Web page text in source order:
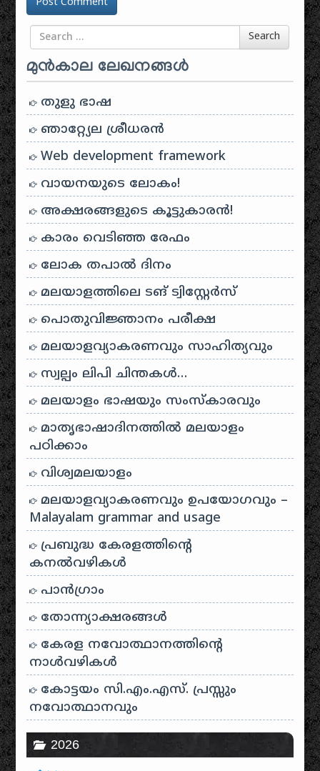
Search for Search
മുൻകാല ലേഖനങ്ങൾ
തുളു ഭാഷ
ഞാറ്റ്യേല ശ്രീധരൻ
Web development framework
വായനയുടെ ലോകം!
അക്ഷരങ്ങളുടെ കൂട്ടുകാരൻ!
കാരം വെടിഞ്ഞ രേഫം
ലോക തപാൽ ദിനം
മലയാളത്തിലെ ടങ് ട്വിസ്റ്റേർസ്
പൊതുവിജ്ഞാനം പരീക്ഷ
മലയാളവ്യാകരണവും സാഹിത്യവും
സ്വല്പം ലിപി ചിന്തകൾ…
മലയാളം ഭാഷയും സംസ്കാരവും
മാതൃഭാഷാദിനത്തിൽ മലയാളം
പഠിക്കാം
വിശ്വമലയാളം
മലയാളവ്യാകരണവും ഉപയോഗവും –
Malayalam grammar and usage
പ്രബുദ്ധ കേരളത്തിന്റെ
കനൽവഴികൾ
പാന്‍ഗ്രാം
തോന്ന്യാക്ഷരങ്ങള്‍
കേരള നവോത്ഥാനത്തിന്റെ
നാൾവഴികൾ
കോട്ടയം സി.എം.എസ്. പ്രസ്സും
നവോത്ഥാനവും
2026